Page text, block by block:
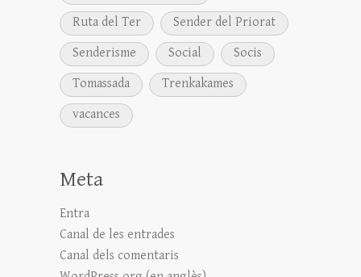
Ruta del Ter
Sender del Priorat
Senderisme
Social
Socis
Tomassada
Trenkakames
vacances
Meta
Entra
Canal de les entrades
Canal dels comentaris